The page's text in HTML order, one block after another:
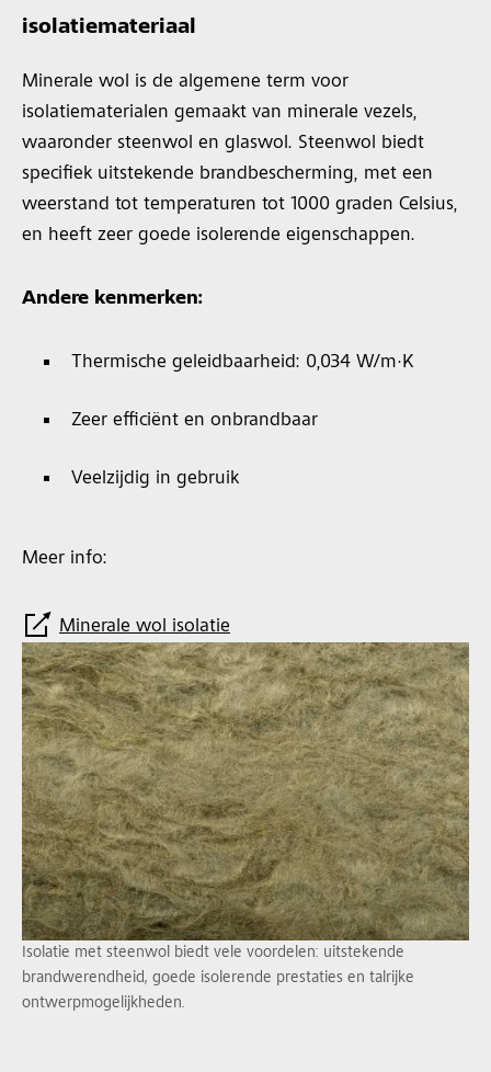
isolatiemateriaal
Minerale wol is de algemene term voor
isolatiematerialen gemaakt van minerale vezels,
waaronder steenwol en glaswol. Steenwol biedt
specifiek uitstekende brandbescherming, met een
weerstand tot temperaturen tot 1000 graden Celsius,
en heeft zeer goede isolerende eigenschappen.
Andere kenmerken:
Thermische geleidbaarheid: 0,034 W/m·K
Zeer efficiënt en onbrandbaar
Veelzijdig in gebruik
Meer info:
Minerale wol isolatie
Isolatie met steenwol biedt vele voordelen: uitstekende
brandwerendheid, goede isolerende prestaties en talrijke
ontwerpmogelijkheden.